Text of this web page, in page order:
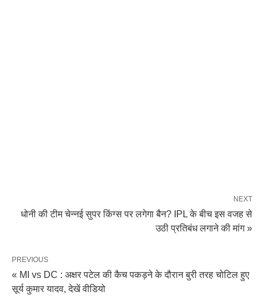
NEXT
धोनी की टीम चेन्नई सुपर किंग्स पर लगेगा बैन? IPL के बीच इस वजह से
उठी प्रतिबंध लगाने की मांग »
PREVIOUS
« MI vs DC : अक्षर पटेल की कैच पकड़ने के दौरान बुरी तरह चोटिल हुए
सूर्य कुमार यादव, देखें वीडियो